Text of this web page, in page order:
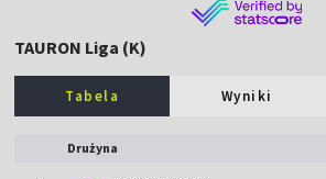
TAURON Liga (K)
Tabela Wyniki
Drużyna